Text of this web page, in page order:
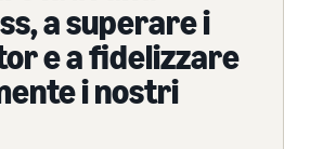
a superare i
e a fidelizzare
i nostri